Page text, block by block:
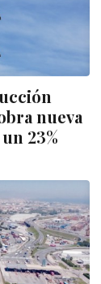
nueva
23%